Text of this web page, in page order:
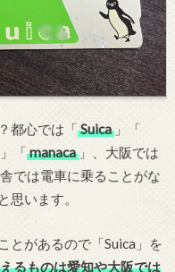
都心では「 Suica」「
」「 manaca」、大阪では
では電車に乗ることがな
思います。
とがあるので「Suica」を
るものは愛知や大阪では